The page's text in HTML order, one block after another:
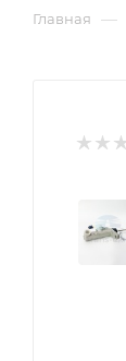
Главная —